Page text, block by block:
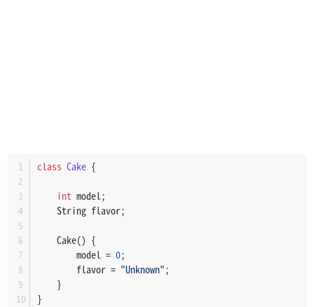
class Cake {
int model;
    String flavor;
    Cake() {
        model =
0;
        flavor =
"Unknown";
    }
}